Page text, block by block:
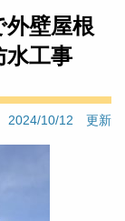
外壁屋根
水工事
2024/10/12 更新